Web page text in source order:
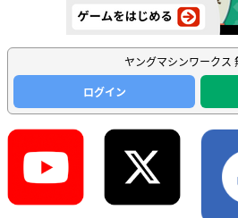
ヤングマシンワークス
ログイン